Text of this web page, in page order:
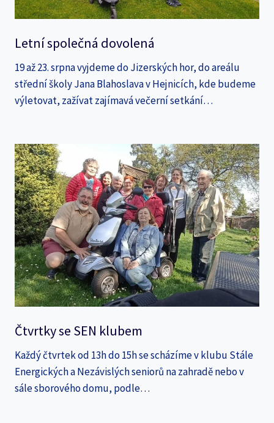
Letní společná dovolená
19 až 23. srpna vyjdeme do Jizerských hor, do areálu
střední školy Jana Blahoslava v Hejnicích, kde budeme
výletovat, zažívat zajímavá večerní setkání…
Čtvrtky se SEN klubem
Každý čtvrtek od 13h do 15h se scházíme v klubu Stále
Energických a Nezávislých seniorů na zahradě nebo v
sále sborového domu, podle…